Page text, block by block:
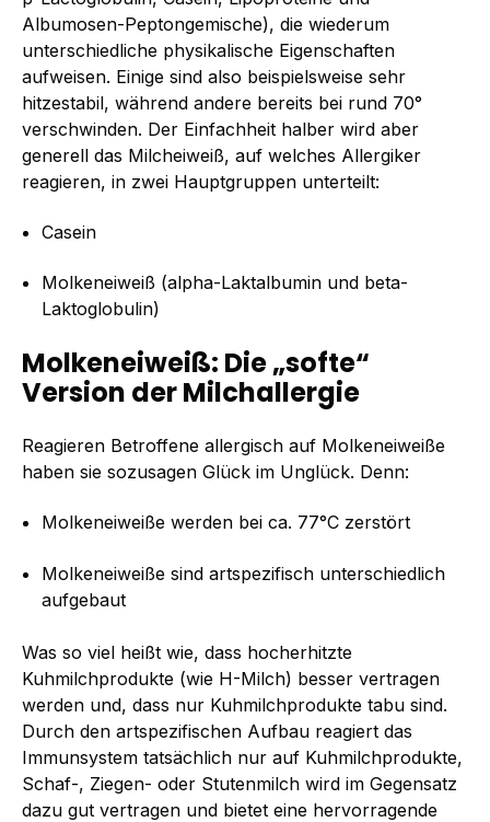
Albumosen-Peptongemische), die wiederum
unterschiedliche physikalische Eigenschaften
aufweisen. Einige sind also beispielsweise sehr
hitzestabil, während andere bereits bei rund 70°
verschwinden. Der Einfachheit halber wird aber
generell das Milcheiweiß, auf welches Allergiker
reagieren, in zwei Hauptgruppen unterteilt:
Casein
Molkeneiweiß (alpha-Laktalbumin und beta-
Laktoglobulin)
Molkeneiweiß: Die „softe“
Version der Milchallergie
Reagieren Betroffene allergisch auf Molkeneiweiße
haben sie sozusagen Glück im Unglück. Denn:
Molkeneiweiße werden bei ca. 77°C zerstört
Molkeneiweiße sind artspezifisch unterschiedlich
aufgebaut
Was so viel heißt wie, dass hocherhitzte
Kuhmilchprodukte (wie H-Milch) besser vertragen
werden und, dass nur Kuhmilchprodukte tabu sind.
Durch den artspezifischen Aufbau reagiert das
Immunsystem tatsächlich nur auf Kuhmilchprodukte,
Schaf-, Ziegen- oder Stutenmilch wird im Gegensatz
dazu gut vertragen und bietet eine hervorragende